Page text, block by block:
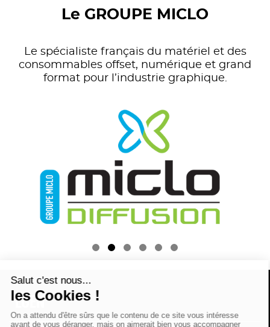
Le GROUPE MICLO
Le spécialiste français du matériel et des
consommables offset, numérique et grand
format pour l’industrie graphique.
LGEN